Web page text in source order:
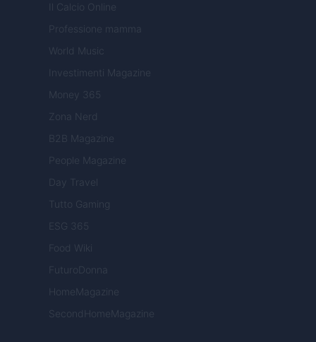
Il Calcio Online
Professione mamma
World Music
Investimenti Magazine
Money 365
Zona Nerd
B2B Magazine
People Magazine
Day Travel
Tutto Gaming
ESG 365
Food Wiki
FuturoDonna
HomeMagazine
SecondHomeMagazine